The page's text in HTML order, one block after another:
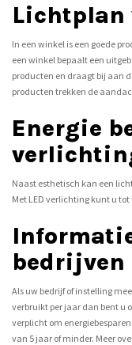
Lichtplan
In een winkel is een goede
een winkel bepaalt een
producten en draagt bij aan
producten trekken de
Energie
Naast esthetisch kan een
Met LED verlichting kunt u
Als uw bedrijf of instelling
verbruikt per jaar dan bent u
verplicht om
van 5 jaar of minder. Meer